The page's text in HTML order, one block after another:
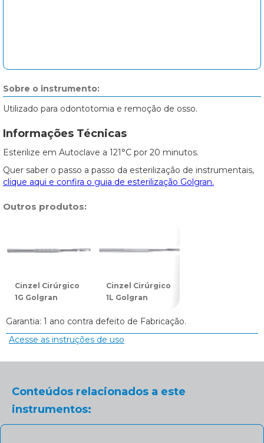
Sobre o instrumento:
Utilizado para odontotomia e remoção de osso.
Informações Técnicas
Esterilize em Autoclave a 121°C por 20 minutos.
Quer saber o passo a passo da esterilização de instrumentais,
clique aqui e confira o guia de esterilização Golgran.
Outros produtos:
Cinzel Cirúrgico
1G Golgran
Cinzel Cirúrgico
1L Golgran
Garantia: 1 ano contra defeito de Fabricação.
Acesse as instruções de uso
Conteúdos relacionados a este
instrumentos: